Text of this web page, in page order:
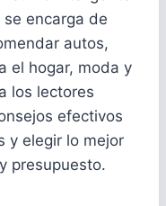
encarga de
autos,
el hogar, moda y
los lectores
efectivos
y elegir lo mejor
presupuesto.